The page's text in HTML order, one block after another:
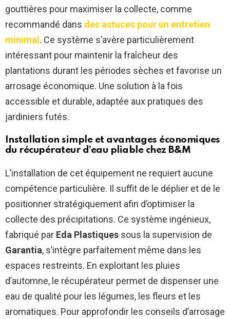
gouttières pour maximiser la collecte, comme
recommandé dans des astuces pour un entretien
minimal. Ce système s’avère particulièrement
intéressant pour maintenir la fraîcheur des
plantations durant les périodes sèches et favorise un
arrosage économique. Une solution à la fois
accessible et durable, adaptée aux pratiques des
jardiniers futés.
Installation simple et avantages économiques
du récupérateur d’eau pliable chez B&M
L’installation de cet équipement ne requiert aucune
compétence particulière. Il suffit de le déplier et de le
positionner stratégiquement afin d’optimiser la
collecte des précipitations. Ce système ingénieux,
fabriqué par Eda Plastiques sous la supervision de
Garantia, s’intègre parfaitement même dans les
espaces restreints. En exploitant les pluies
d’automne, le récupérateur permet de dispenser une
eau de qualité pour les légumes, les fleurs et les
aromatiques. Pour approfondir les conseils d’arrosage